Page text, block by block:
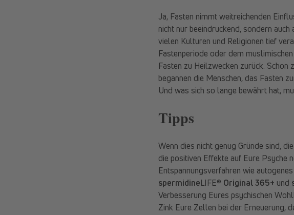
Ja, Fasten nimmt weitreichenden
nicht nur beeindruckend, sondern
vielen Kulturen und Religionen tief
Fastenperiode oder dem
Fasten zu Heilzwecken zurück.
begannen die Menschen, das Fasten
Und was sich so lange bewährt hat,
Tipps
Wenn dies nicht genug Gründe sind,
die positiven Effekte auf Eure Psyche
Entspannungsverfahren wie
spermidineLIFE® Original 365+ und
Verbesserung Eures psychischen
Zink Eure Zellen bei der Erneuerung,